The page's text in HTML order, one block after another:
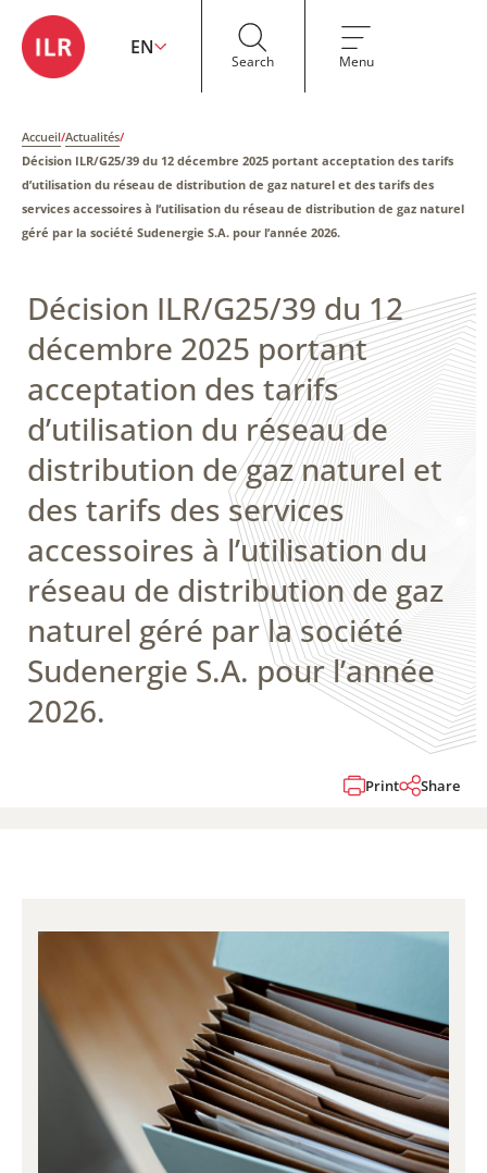
EN
Search Menu
Accueil/Actualités/
Décision ILR/G25/39 du 12 décembre 2025 portant acceptation des tarifs
d’utilisation du réseau de distribution de gaz naturel et des tarifs des
services accessoires à l’utilisation du réseau de distribution de gaz naturel
géré par la société Sudenergie S.A. pour l’année 2026.
Décision ILR/G25/39 du 12
décembre 2025 portant
acceptation des tarifs
d’utilisation du réseau de
distribution de gaz naturel et
des tarifs des services
accessoires à l’utilisation du
réseau de distribution de gaz
naturel géré par la société
Sudenergie S.A. pour l’année
2026.
Print Share